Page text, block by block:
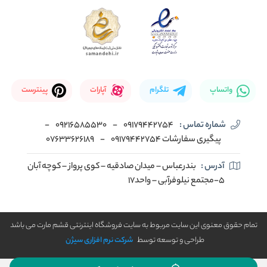
واتساپ تلگرام آپارات پینترست
شماره تماس : 09179442754
-
09216585530
-
پیگیری سفارشات 09179442754
-
07633626189
آدرس : بندرعباس – میدان صادقیه – کوی پرواز – کوچه آبان
5-مجتمع نیلوفرآبی – واحد17
تمام حقوق معنوی این سایت مربوط به سایت فروشگاه اینترنتی قشم مارت می باشد
طراحی و توسعه توسط شرکت نرم افزاری سیژن